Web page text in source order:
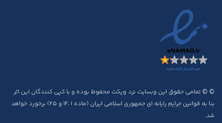
© © تمامی حقوق این وبسایت نزد ویکت محفوظ بوده و با کپی کنندگان این اثر
بنا به قوانین جرایم رایانه ای جمهوری اسلامی ایران (ماده ۱ ،۱۲ و ۲۵) برخورد خواهد
شد.